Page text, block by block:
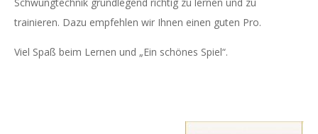
trainieren. Dazu empfehlen wir Ihnen einen guten Pro.
Viel Spaß beim Lernen und „Ein schönes Spiel“.